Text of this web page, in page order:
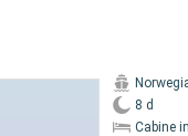
8 d
Cabine